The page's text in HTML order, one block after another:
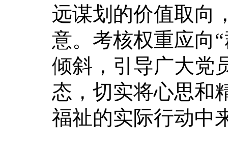
远谋划的价值取向
意。考核权重应向
倾斜，引导广大党
态，切实将心思和
福祉的实际行动中